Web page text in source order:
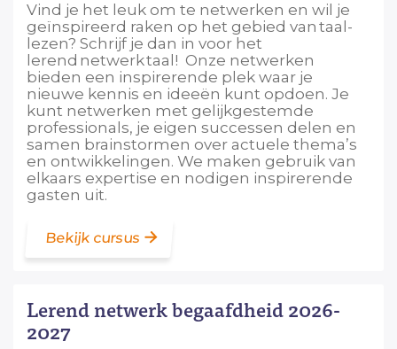
Vind je het leuk om te netwerken en wil je
geïnspireerd raken op het gebied van taal-
lezen? Schrijf je dan in voor het
lerend netwerk taal! Onze netwerken
bieden een inspirerende plek waar je
nieuwe kennis en ideeën kunt opdoen. Je
kunt netwerken met gelijkgestemde
professionals, je eigen successen delen en
samen brainstormen over actuele thema’s
en ontwikkelingen. We maken gebruik van
elkaars expertise en nodigen inspirerende
gasten uit.
Bekijk cursus
Lerend netwerk begaafdheid 2026-
2027